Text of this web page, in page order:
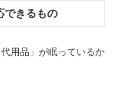
できるもの
用品」が眠っているか